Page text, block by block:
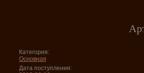
Категория:
Основная
Дата поступления: